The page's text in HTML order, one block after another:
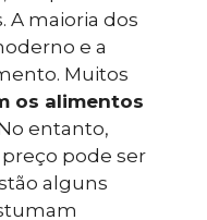
A maioria dos
e a
Muitos
os alimentos
entanto,
pode ser
alguns